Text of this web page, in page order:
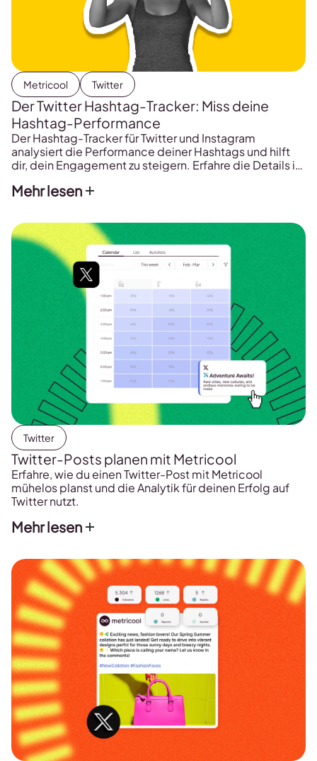
Metricool Twitter
Der Twitter Hashtag-Tracker: Miss deine
Hashtag-Performance
Der Hashtag-Tracker für Twitter und Instagram
analysiert die Performance deiner Hashtags und hilft
dir, dein Engagement zu steigern. Erfahre die Details in
Mehr lesen
Twitter
Twitter-Posts planen mit Metricool
Erfahre, wie du einen Twitter-Post mit Metricool
mühelos planst und die Analytik für deinen Erfolg auf
Twitter nutzt.
Mehr lesen